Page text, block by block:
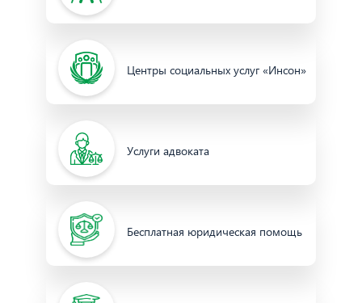
Центры социальных услуг «Инсон»
Услуги адвоката
Бесплатная юридическая помощь